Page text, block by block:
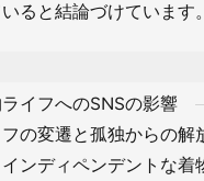
ると結論づけています。
イフへのSNSの影響
の変遷と孤独からの解
ンディペンデントな着